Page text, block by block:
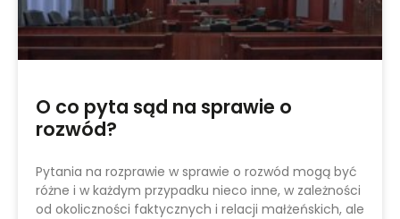
O co pyta sąd na sprawie o
rozwód?
Pytania na rozprawie w sprawie o rozwód mogą być
różne i w każdym przypadku nieco inne, w zależności
od okoliczności faktycznych i relacji małżeńskich, ale